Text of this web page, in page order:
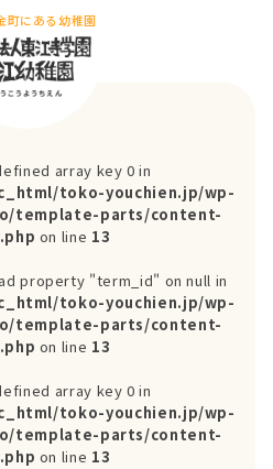
町にある幼稚園
array key 0 in
toko-youchien.jp/wp-
template-parts/content-
on line 13
property "term_id" on null in
toko-youchien.jp/wp-
template-parts/content-
on line 13
array key 0 in
toko-youchien.jp/wp-
template-parts/content-
on line 13